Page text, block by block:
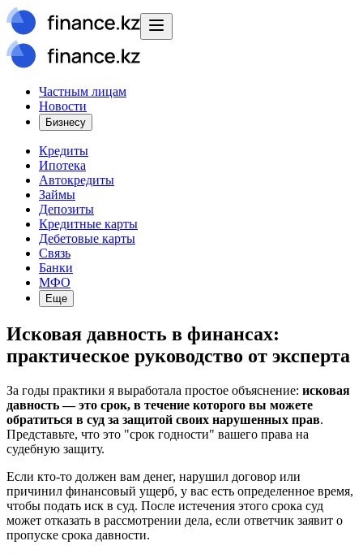
Частным лицам
Новости
Бизнесу
Кредиты
Ипотека
Автокредиты
Займы
Депозиты
Кредитные карты
Дебетовые карты
Связь
Банки
МФО
Еще
Исковая давность в финансах:
практическое руководство от эксперта
За годы практики я выработала простое объяснение: исковая
давность — это срок, в течение которого вы можете
обратиться в суд за защитой своих нарушенных прав.
Представьте, что это "срок годности" вашего права на
судебную защиту.
Если кто-то должен вам денег, нарушил договор или
причинил финансовый ущерб, у вас есть определенное время,
чтобы подать иск в суд. После истечения этого срока суд
может отказать в рассмотрении дела, если ответчик заявит о
пропуске срока давности.